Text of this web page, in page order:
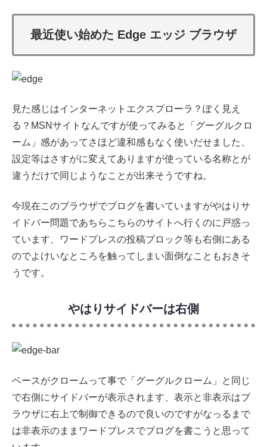
最近使い始めた Edge エッジ ブラウザ
見た感じはインターネットエクスプローラ？ぽく見え
る？MSNサイトなんですが使ってみると「グーグルクロ
ーム」感があってさほど違和感もなく使いだせました、
設定等はさすがに変えてありますが使っている名称とが
違うだけで同じようなことが出来そうですね。
今現在このブラウザでブログを書いていますがやはりサ
イドバー問題であちらこちらのサイトへ行くのに戸惑っ
ています、ワードプレスの投稿ブロック等も右側にある
のでよけいなところを触ってしまい面倒なこともおきそ
うです。
やはりサイドバーは右側
ベースがクロームって事で「グーグルクローム」と同じ
で右側にサイドバーが表示されます、表示と非表示はブ
ラウザに右上で制御できるので良いのですがなっるまで
は非表示のままワードプレスでブログを書こうと思って